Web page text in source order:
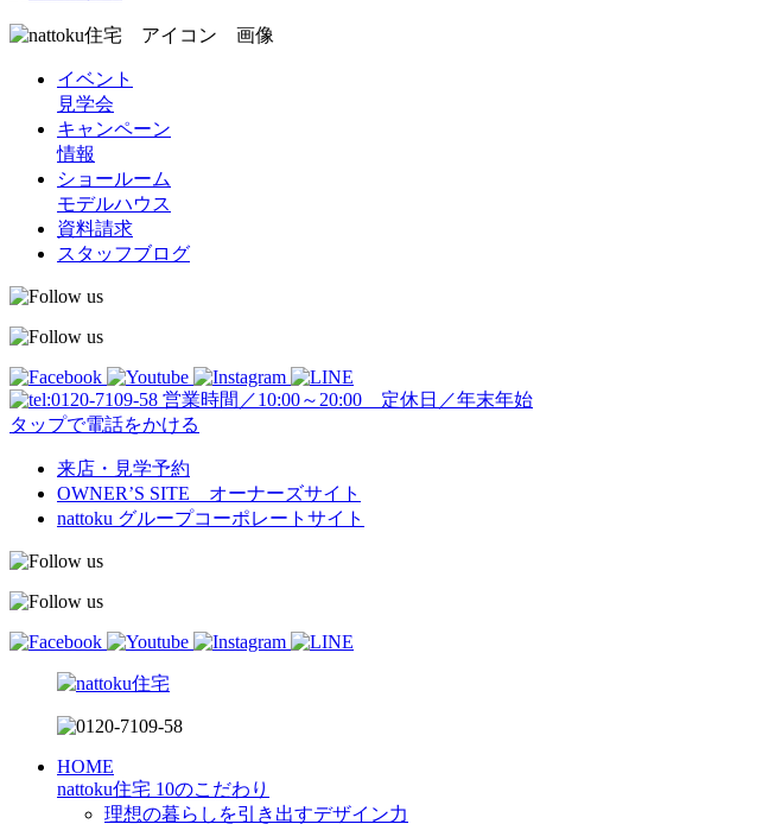
イベント
見学会
キャンペーン
情報
ショールーム
モデルハウス
資料請求
スタッフブログ
営業時間／10:00～20:00 定休日／年末年始
タップで電話をかける
来店・見学予約
OWNER’S SITE オーナーズサイト
nattoku グループコーポレートサイト
HOME
nattoku住宅 10のこだわり
理想の暮らしを引き出すデザイン力